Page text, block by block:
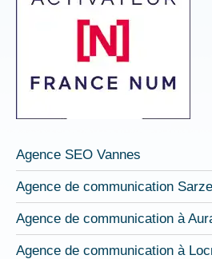
Agence SEO Vannes
Agence de communication
Agence de communication à
Agence de communication à